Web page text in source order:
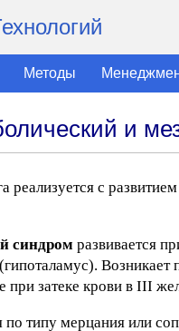
Методы
и
реализуется с
синдром развивается
при затеке крови в III
по типу мерцания или